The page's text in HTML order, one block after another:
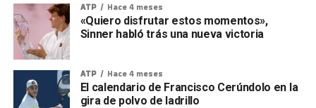
ATP Hace 4 meses
«Quiero disfrutar estos momentos»,
Sinner habló trás una nueva victoria
ATP Hace 4 meses
El calendario de Francisco Cerúndolo en la
gira de polvo de ladrillo